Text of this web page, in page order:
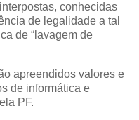
conhecidas
de legalidade a tal
de “lavagem de
apreendidos valores e
de informática e
PF.